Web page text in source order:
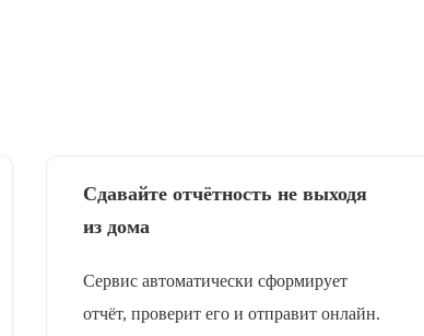
Сдавайте отчётность не выходя
из дома
Сервис автоматически сформирует
отчёт, проверит его и отправит онлайн.